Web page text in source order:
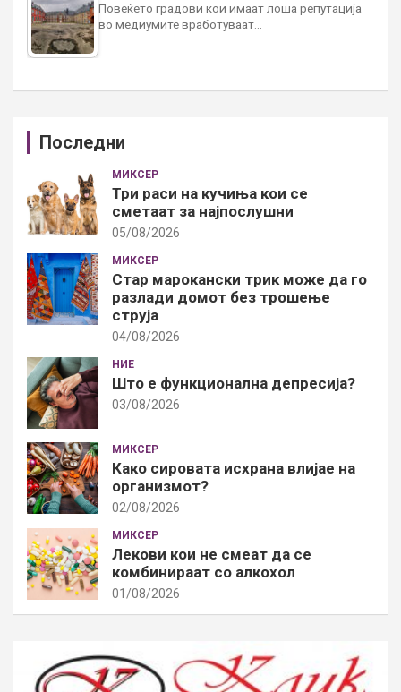
Повеќето градови кои имаат лоша репутација
во медиумите вработуваат…
Последни
МИКСЕР
Три раси на кучиња кои се
сметаат за најпослушни
05/08/2026
МИКСЕР
Стар марокански трик може да го
разлади домот без трошење
струја
04/08/2026
НИЕ
Што е функционална депресија?
03/08/2026
МИКСЕР
Како сировата исхрана влијае на
организмот?
02/08/2026
МИКСЕР
Лекови кои не смеат да се
комбинираат со алкохол
01/08/2026